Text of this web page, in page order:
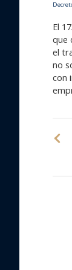
El
que
el
no
con